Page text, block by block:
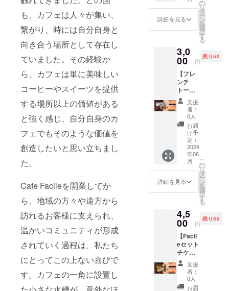
も、カフェは人々が集い、
繋がり、時には自分自身と
向き合う場所として存在し
ていました。その経験か
ら、カフェは単に美味しい
コーヒーやスイーツを提供
する場所以上の価値がある
と強く感じ、自分自身のカ
フェでもそのような価値を
創造したいと思い立ちまし
た。
Cafe Facileを開業してか
ら、地域の方々や遠方から
訪れるお客様に支えられ、
温かいコミュニティが形成
されていく過程は、私たち
にとってこの上ない喜びで
す。カフェの一角に設置し
でませ
ん。 ・
スタッ
ディン
グで支
援をし
た旨を
お声掛
けくだ
さい。
CAMPF
IREでの
ご支援
者様に
送信さ
れる
メール
画面で
ご本人
様確認
す。 ・
有効期
間：
2024年
6月1
日〜
2024年
12月31
日まで
の7か月
お選び
いただ
けない
メ
もござ
いま
す。 ・
スタッ
フにク
ラウド
ファン
ディン
グで支
援をし
た旨を
お声掛
けくだ
さい。
CAMPF
IREでの
ご支援
メール
画面で
ご本人
様確認
をさせ
ていた
だきま
す。 ・
有効期
間：
詳細を見る
の
リ
タ
ー
ン
を
選
択
す
る
3,0
00 円
残り50
【フレ
ンチ
トース
トセッ
トチ
ケット3
枚分】
1,000円
（1,000
円×3
枚） ・
現金へ
の交換
はでき
ませ
つりは
でませ
ん。 ・
スタッ
フにク
ラウド
ファン
ディン
グで支
援をし
支援
者：
0人
お届
け予
定：
2024
年06
月
詳細を見る
こ
の
リ
タ
ー
ン
を
選
択
す
る
4,5
00 円
残り50
【Facil
eセット
チケッ
ト】
4,500円
分（900
円×5
支援
者：
0人
お届